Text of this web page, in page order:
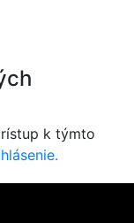
k týmto